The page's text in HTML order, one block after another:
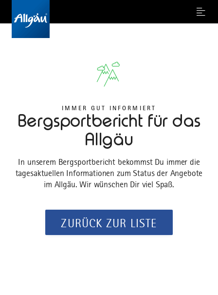
Menu
IMMER GUT INFORMIERT
Bergsportbericht für das
Allgäu
In unserem Bergsportbericht bekommst Du immer die
tagesaktuellen Informationen zum Status der Angebote
im Allgäu. Wir wünschen Dir viel Spaß.
ZURÜCK ZUR LISTE